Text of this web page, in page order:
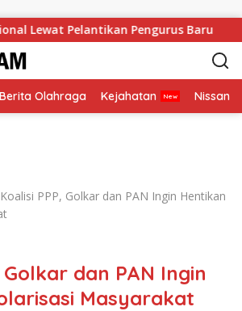
Pelantikan Pengurus Baru
Berita Olahraga Kejahatan Nissan
Koalisi PPP, Golkar dan PAN Ingin Hentikan
Golkar dan PAN Ingin
Masyarakat